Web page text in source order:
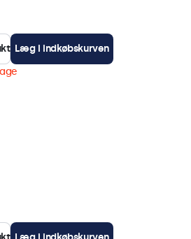
Læg i indkøbskurven